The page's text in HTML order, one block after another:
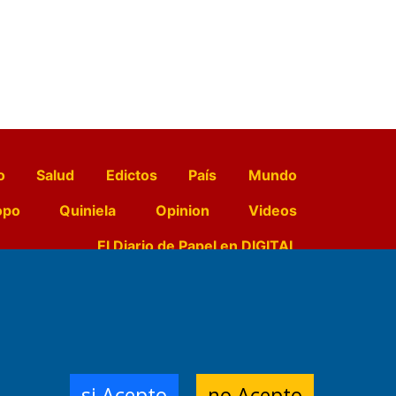
Salud Edictos País
Mundo
Quiniela Opinion
Videos
El Diario de Papel en DIGITAL